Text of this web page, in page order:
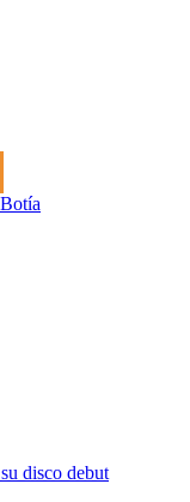
disco debut